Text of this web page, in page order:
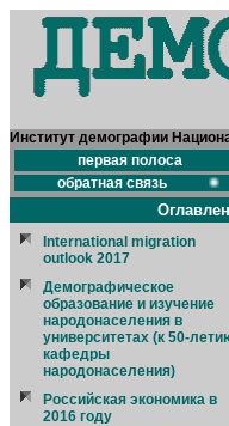
Институт демографии
первая полоса
обратная связь
International migration
outlook 2017
Демографическое
образование и изучение
народонаселения в
университетах (к 50-
кафедры
народонаселения)
Российская экономика в
2016 году